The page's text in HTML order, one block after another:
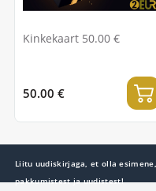
Kinkekaart 50.00 €
50.00 €
Liitu uudiskirjaga, et olla
pakkumistest ja uudistest!